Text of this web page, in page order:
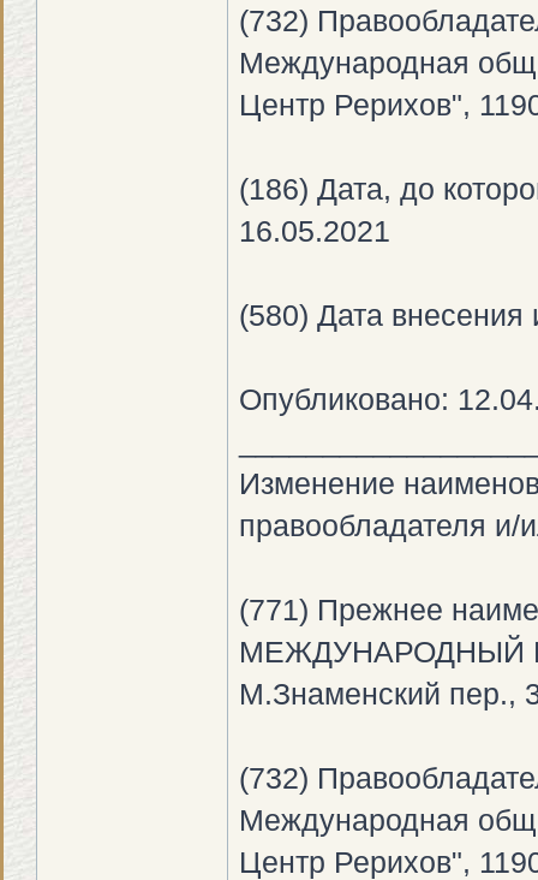
(732)
Международная
Центр Рерихов",
(186) Дата, до
16.05.2021
(580) Дата внесения
Опубликовано:
Изменение
правообладателя и/
(771) Прежнее
МЕЖДУНАРОДНЫЙ
М.Знаменский пер.,
(732)
Международная
Центр Рерихов",